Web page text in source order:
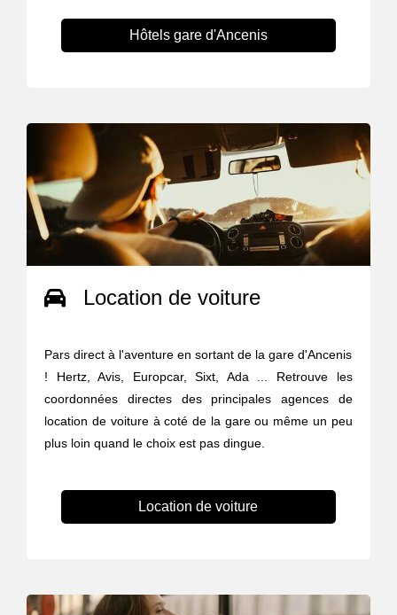
Hôtels gare d'Ancenis
Location de voiture
Pars direct à l'aventure en sortant de la gare d'Ancenis
! Hertz, Avis, Europcar, Sixt, Ada ... Retrouve les
coordonnées directes des principales agences de
location de voiture à coté de la gare ou même un peu
plus loin quand le choix est pas dingue.
Location de voiture